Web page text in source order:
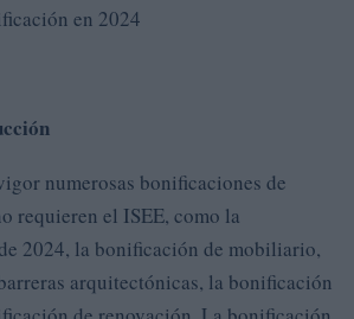
en 2024
numerosas bonificaciones de
requieren el ISEE, como la
2024, la bonificación de mobiliario,
arquitectónicas, la bonificación